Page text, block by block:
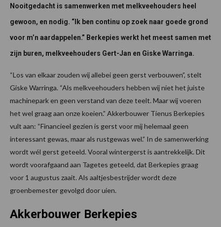
Nooitgedacht is samenwerken met melkveehouders heel
gewoon, en nodig. “Ik ben continu op zoek naar goede grond
voor m’n aardappelen.” Berkepies werkt het meest samen met
zijn buren, melkveehouders Gert-Jan en Giske Warringa.
“Los van elkaar zouden wij allebei geen gerst verbouwen”, stelt
Giske Warringa. “Als melkveehouders hebben wij niet het juiste
machinepark en geen verstand van deze teelt. Maar wij voeren
het wel graag aan onze koeien.” Akkerbouwer Tienus Berkepies
vult aan: “Financieel gezien is gerst voor mij helemaal geen
interessant gewas, maar als rustgewas wel.” In de samenwerking
wordt wél gerst geteeld. Vooral wintergerst is aantrekkelijk. Dit
wordt voorafgaand aan Tagetes geteeld, dat Berkepies graag
voor 1 augustus zaait. Als aaltjesbestrijder wordt deze
groenbemester gevolgd door uien.
Akkerbouwer Berkepies